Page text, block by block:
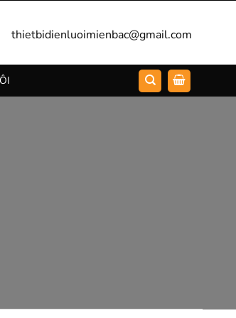
thietbidienluoimienbac@gmail.com